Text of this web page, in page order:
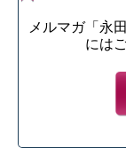
メルマガ「永
には